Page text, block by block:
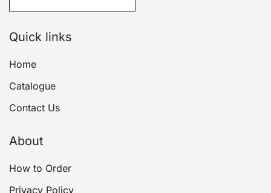
Quick links
Home
Catalogue
Contact Us
About
How to Order
Privacy Policy